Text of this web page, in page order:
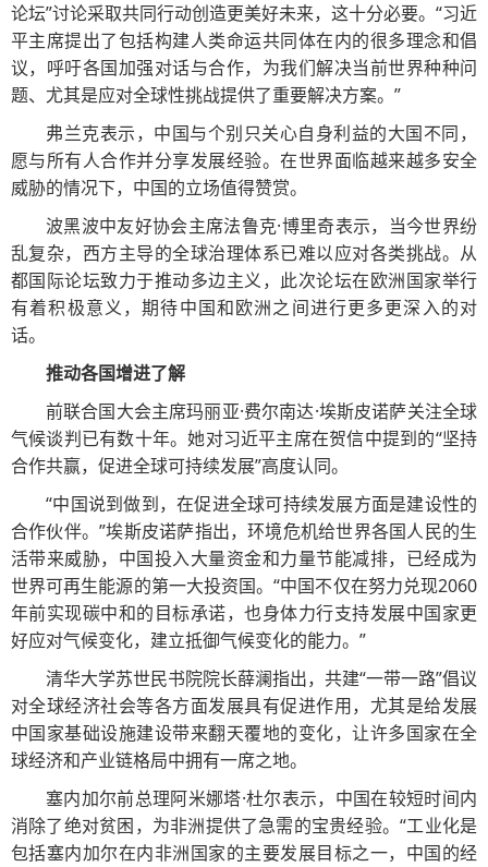
论坛”讨论采取共同行动创造更美好未来，这十分必要。“习近
平主席提出了包括构建人类命运共同体在内的很多理念和倡
议，呼吁各国加强对话与合作，为我们解决当前世界种种问
题、尤其是应对全球性挑战提供了重要解决方案。”
弗兰克表示，中国与个别只关心自身利益的大国不同，
愿与所有人合作并分享发展经验。在世界面临越来越多安全
威胁的情况下，中国的立场值得赞赏。
波黑波中友好协会主席法鲁克·博里奇表示，当今世界纷
乱复杂，西方主导的全球治理体系已难以应对各类挑战。从
都国际论坛致力于推动多边主义，此次论坛在欧洲国家举行
有着积极意义，期待中国和欧洲之间进行更多更深入的对
话。
推动各国增进了解
前联合国大会主席玛丽亚·费尔南达·埃斯皮诺萨关注全球
气候谈判已有数十年。她对习近平主席在贺信中提到的“坚持
合作共赢，促进全球可持续发展”高度认同。
“中国说到做到，在促进全球可持续发展方面是建设性的
合作伙伴。”埃斯皮诺萨指出，环境危机给世界各国人民的生
活带来威胁，中国投入大量资金和力量节能减排，已经成为
世界可再生能源的第一大投资国。“中国不仅在努力兑现2060
年前实现碳中和的目标承诺，也身体力行支持发展中国家更
好应对气候变化，建立抵御气候变化的能力。”
清华大学苏世民书院院长薛澜指出，共建“一带一路”倡议
对全球经济社会等各方面发展具有促进作用，尤其是给发展
中国家基础设施建设带来翻天覆地的变化，让许多国家在全
球经济和产业链格局中拥有一席之地。
塞内加尔前总理阿米娜塔·杜尔表示，中国在较短时间内
消除了绝对贫困，为非洲提供了急需的宝贵经验。“工业化是
包括塞内加尔在内非洲国家的主要发展目标之一，中国的经